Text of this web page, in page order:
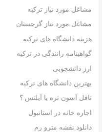
مشاغل مورد نیاز ترکیه
مشاغل مورد نیاز گرجستان
هزینه دانشگاه های ترکیه
گواهینامه رانندگی در ترکیه
ارز دانشجویی
بهترین دانشگاه های ترکیه
تافل آسون تره یا آیلتس ؟
اجاره خانه در استانبول
دانلود نقشه مترو رم